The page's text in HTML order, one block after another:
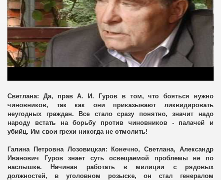
Светлана: Да, прав А. И. Гуров в том, что бояться нужно
чиновников, так как они приказывают ликвидировать
неугодных граждан. Все стало сразу понятно, значит надо
народу встать на борьбу против чиновников - палачей и
убийц. Им свои грехи никогда не отмолить!
Галина Петровна Лозовицкая: Конечно, Светлана, Александр
Иванович Гуров знает суть освещаемой проблемы не по
наслышке. Начиная работать в милиции с рядовых
должностей, в уголовном розыске, он стал генералом